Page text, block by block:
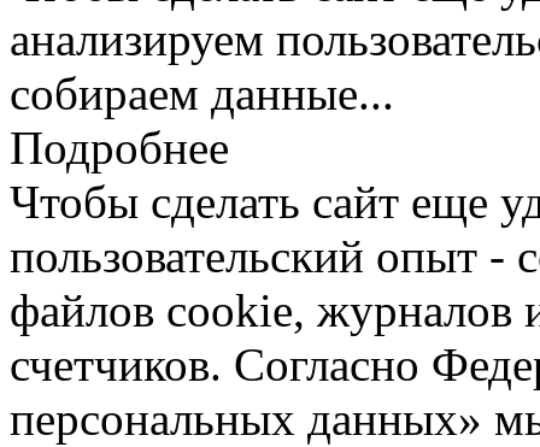
анализируем
собираем данные...
Подробнее
Чтобы сделать сайт еще
пользовательский опыт
файлов cookie, журналов
счетчиков. Согласно
персональных данных»